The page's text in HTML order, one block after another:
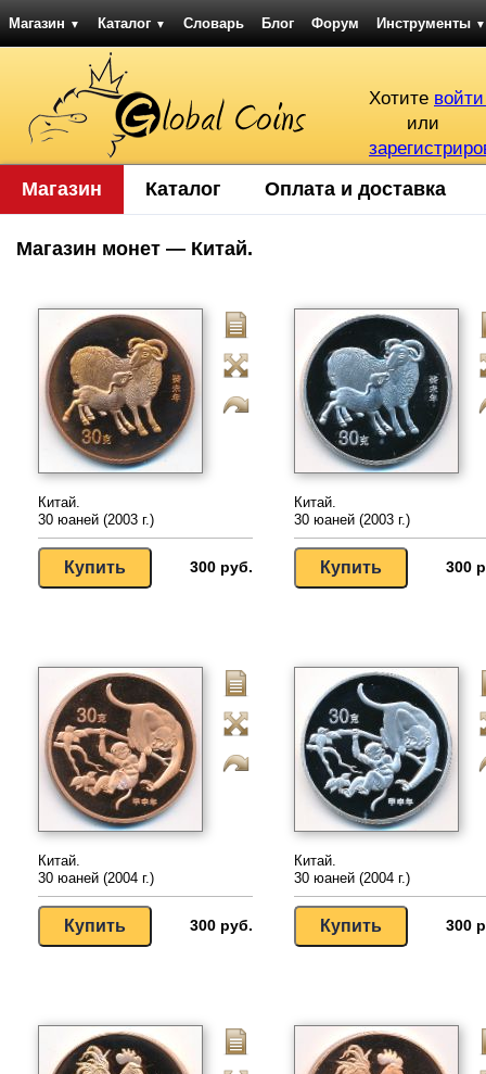
Магазин ▼ Каталог ▼ Словарь Блог Форум Инструменты ▼
Хотите
или
Магазин Каталог Оплата и доставка
Магазин монет — Китай.
Китай.
30 юаней (2003 г.)
300 руб.
Китай.
30 юаней (2003 г.)
300
Китай.
30 юаней (2004 г.)
300 руб.
Китай.
30 юаней (2004 г.)
300